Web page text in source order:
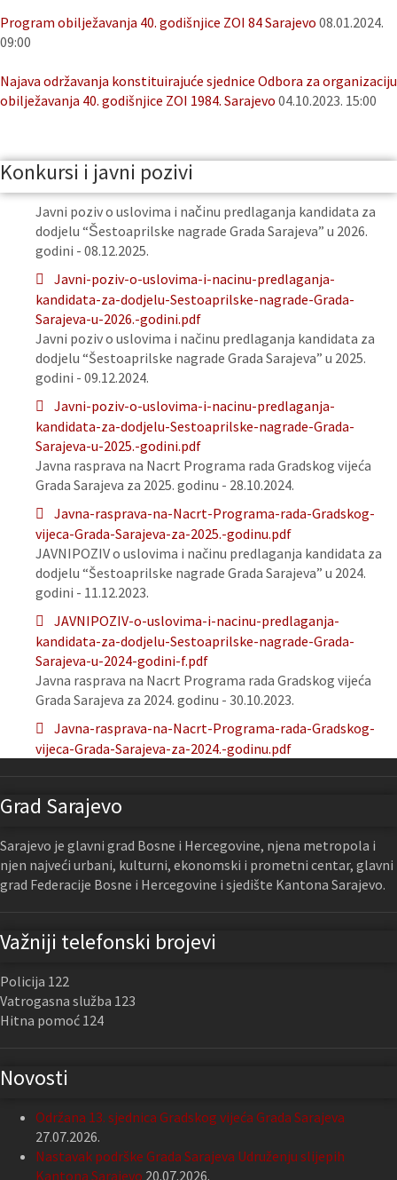
Program obilježavanja 40. godišnjice ZOI 84 Sarajevo 08.01.2024.
09:00
Najava održavanja konstituirajuće sjednice Odbora za organizaciju
obilježavanja 40. godišnjice ZOI 1984. Sarajevo 04.10.2023. 15:00
Konkursi i javni pozivi
Javni poziv o uslovima i načinu predlaganja kandidata za
dodjelu “Šestoaprilske nagrade Grada Sarajeva” u 2026.
godini - 08.12.2025.
Javni-poziv-o-uslovima-i-nacinu-predlaganja-
kandidata-za-dodjelu-Sestoaprilske-nagrade-Grada-
Sarajeva-u-2026.-godini.pdf
Javni poziv o uslovima i načinu predlaganja kandidata za
dodjelu “Šestoaprilske nagrade Grada Sarajeva” u 2025.
godini - 09.12.2024.
Javni-poziv-o-uslovima-i-nacinu-predlaganja-
kandidata-za-dodjelu-Sestoaprilske-nagrade-Grada-
Sarajeva-u-2025.-godini.pdf
Javna rasprava na Nacrt Programa rada Gradskog vijeća
Grada Sarajeva za 2025. godinu - 28.10.2024.
Javna-rasprava-na-Nacrt-Programa-rada-Gradskog-
vijeca-Grada-Sarajeva-za-2025.-godinu.pdf
JAVNIPOZIV o uslovima i načinu predlaganja kandidata za
dodjelu “Šestoaprilske nagrade Grada Sarajeva” u 2024.
godini - 11.12.2023.
JAVNIPOZIV-o-uslovima-i-nacinu-predlaganja-
kandidata-za-dodjelu-Sestoaprilske-nagrade-Grada-
Sarajeva-u-2024-godini-f.pdf
Javna rasprava na Nacrt Programa rada Gradskog vijeća
Grada Sarajeva za 2024. godinu - 30.10.2023.
Javna-rasprava-na-Nacrt-Programa-rada-Gradskog-
vijeca-Grada-Sarajeva-za-2024.-godinu.pdf
Grad Sarajevo
Sarajevo je glavni grad Bosne i Hercegovine, njena metropola i
njen najveći urbani, kulturni, ekonomski i prometni centar, glavni
grad Federacije Bosne i Hercegovine i sjedište Kantona Sarajevo.
Važniji telefonski brojevi
Policija 122
Vatrogasna služba 123
Hitna pomoć 124
Novosti
Održana 13. sjednica Gradskog vijeća Grada Sarajeva
27.07.2026.
Nastavak podrške Grada Sarajeva Udruženju slijepih
Kantona Sarajevo 20.07.2026.